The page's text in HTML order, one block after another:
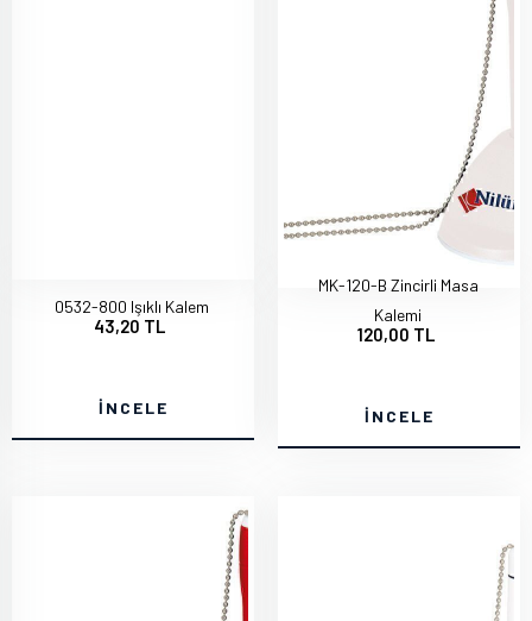
0532-800 Işıklı Kalem
43,20 TL
İNCELE
MK-120-B Zincirli Masa
Kalemi
120,00 TL
İNCELE